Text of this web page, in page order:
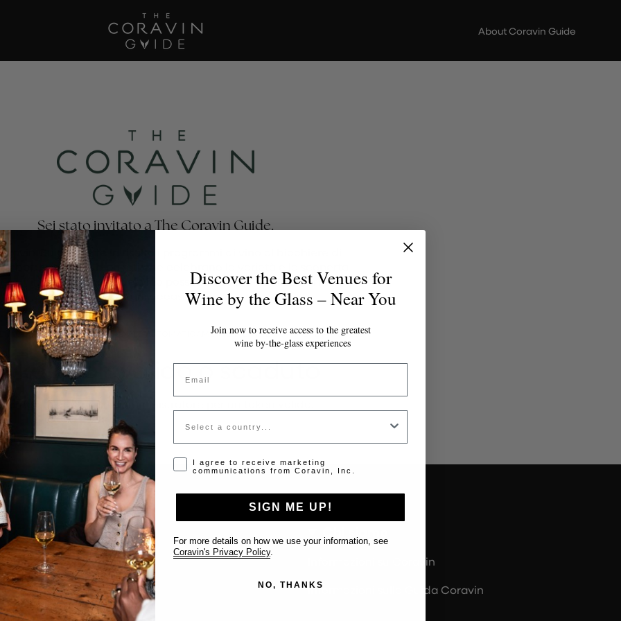
About Coravin Guide
Sei stato invitato a The Coravin Guide.
Guide mette in risalto i programmi di vino al bicchiere di
bar, hotel e club privati che celebrano la varietà e la scoperta
affinché gli amanti del vino possano trovare il calice perfetto
per ogni occasione.
LE MODIFICHE VENGONO SALVATE AUTOMATICAMENTE MENTRE COMPILI IL MODULO.
non valido o scaduto
prega di contattare l'amministratore per un token valido.
Supporto
Contattaci
Inserisci il tuo locale
FAQ’s
Informazioni su Coravin
Informazioni sulla Guida Coravin
Discover the Best Venues for
Wine by the Glass – Near You
Join now to receive access to the greatest
wine by-the-glass experiences
Email
Country
Opt-in disclaimer
I agree to receive marketing
communications from Coravin, Inc.
SIGN ME UP!
For more details on how we use your information, see
Coravin's Privacy Policy
NO, THANKS